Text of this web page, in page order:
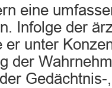
eine
Infolge der
er unter
der